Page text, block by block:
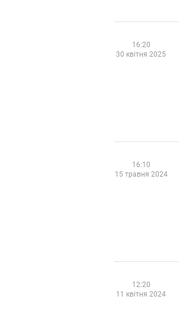
16:20
30 квітня 2025
16:10
15 травня 2024
12:20
11 квітня 2024